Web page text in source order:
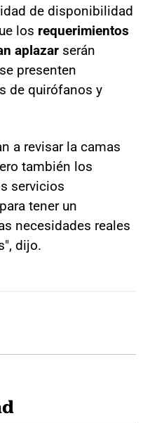
de disponibilidad
los requerimientos
aplazar serán
presenten
de quirófanos y
a revisar la camas
también los
servicios
tener un
necesidades reales
dijo.